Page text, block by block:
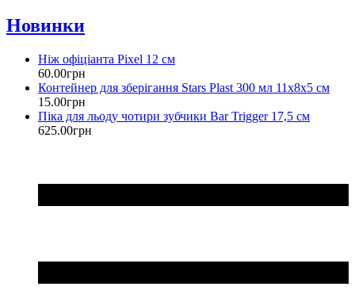
Новинки
Ніж офіціанта Pixel 12 см
60.00грн
Контейнер для зберігання Stars Plast 300 мл 11х8х5 см
15.00грн
Піка для льоду чотири зубчики Bar Trigger 17,5 см
625.00грн